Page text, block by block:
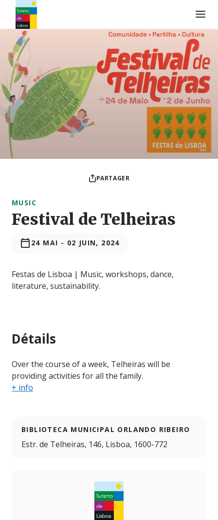
Logo de Turismo de Lisboa
PARTAGER
MUSIC
Festival de Telheiras
24 MAI - 02 JUIN, 2024
Festas de Lisboa | Music, workshops, dance,
literature, sustainability.
Détails
Over the course of a week, Telheiras will be
providing activities for all the family.
+ info
BIBLIOTECA MUNICIPAL ORLANDO RIBEIRO
Estr. de Telheiras, 146, Lisboa, 1600-772